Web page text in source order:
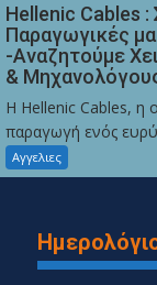
Hellenic Cables
Παραγωγικές
-Αναζητούμε
&
Η Hellenic Cables, η
παραγωγή ενός
Αγγελιες